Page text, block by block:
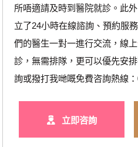
所唔適請及時到醫院就診。此
立了24小時在線諮詢、預約服
們的醫生一對一進行交流，線上
診，無需排隊，更可以優先安
詢或撥打我哋嘅免費咨詢熱線：
立即咨詢